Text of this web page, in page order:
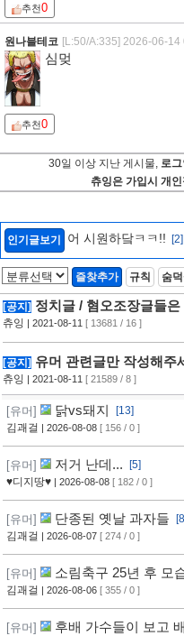
추천0
원나블테코 [L:50/A:335] 2026-06-14
심멎
추천0
30일 이상 지난 게시물, 로
츄잉은 가입시 개
인기글보기 어 시원하닼ㅋㅋ!! [2]
즐찾추가 규칙 숨
[공지] 정치글 / 혐오조장글들
츄잉 | 2021-08-11 [ 13681 / 16 ]
[공지] 유머 관련글만 작성해주
츄잉 | 2021-08-11 [ 21589 / 8 ]
[유머] 닭vs돼지
[13]
김괘걸 | 2026-08-08 [ 156 / 0 ]
[유머] 저거 난데...
[5]
♥디지땅♥ | 2026-08-08 [ 182 / 0 ]
[유머] 단종된 옛날 과자들
김괘걸 | 2026-08-07 [ 274 / 0 ]
[유머] 소림축구 25년 후 모
김괘걸 | 2026-08-06 [ 355 / 0 ]
[유머] 후배 가수들이 보고